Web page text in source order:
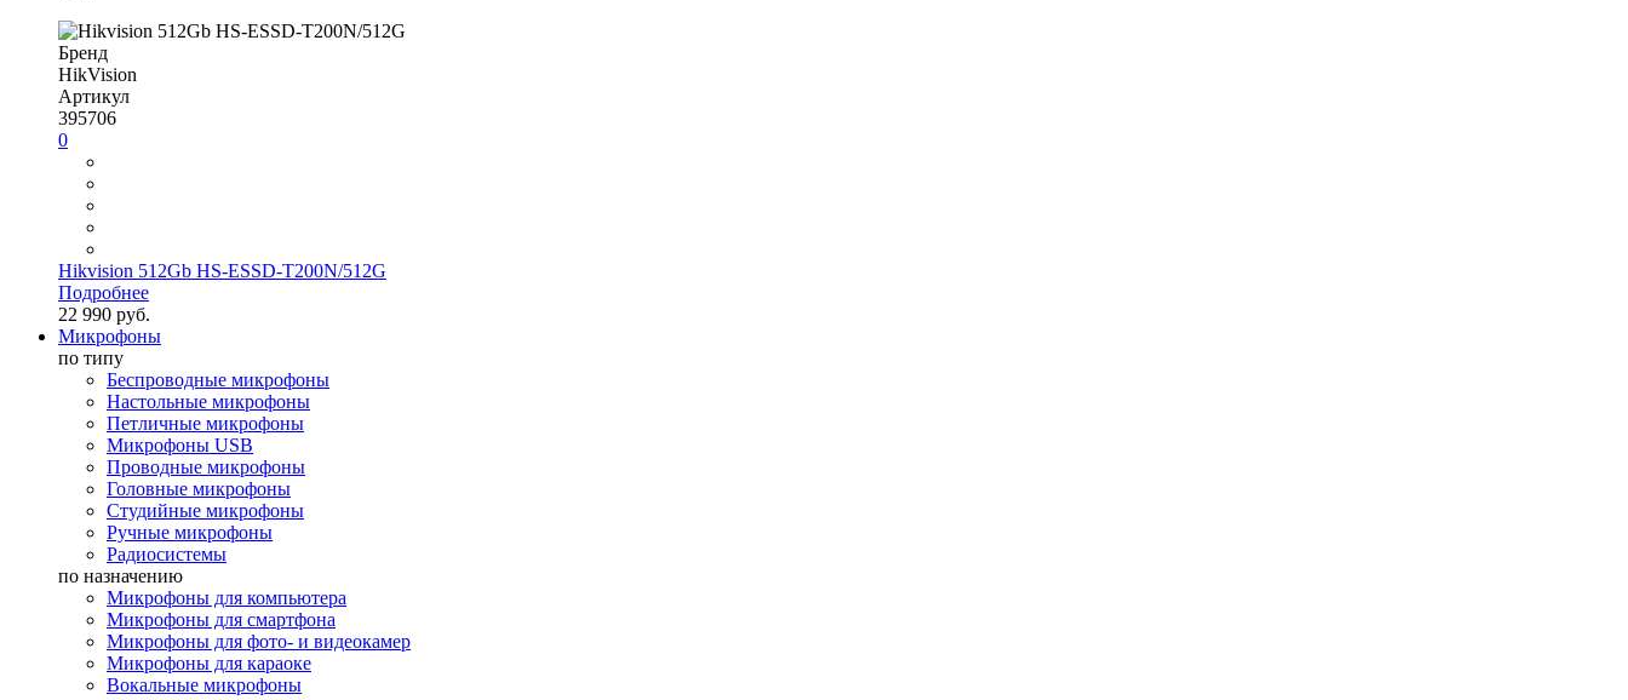
Бренд
HikVision
Артикул
395706
0
Hikvision 512Gb HS-ESSD-T200N/512G
Подробнее
22 990 руб.
Микрофоны
по типу
Беспроводные микрофоны
Настольные микрофоны
Петличные микрофоны
Микрофоны USB
Проводные микрофоны
Головные микрофоны
Студийные микрофоны
Ручные микрофоны
Радиосистемы
по назначению
Микрофоны для компьютера
Микрофоны для смартфона
Микрофоны для фото- и видеокамер
Микрофоны для караоке
Вокальные микрофоны